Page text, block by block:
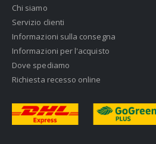
Chi siamo
Servizio clienti
Informazioni sulla consegna
Informazioni per l'acquisto
Dove spediamo
Richiesta recesso online